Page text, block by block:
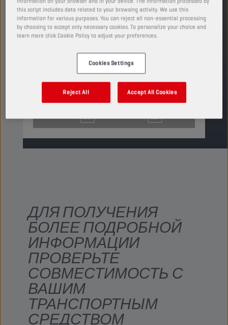
проскальзывание сцепления,
обеспечивая плавное движение.
ПРОДУКТ: 2130
НАЙТИ ТОЧКУ ПРОДАЖ
ДЛЯ ПОЛУЧЕНИЯ
БОЛЕЕ ПОДРОБНОЙ
ИНФОРМАЦИИ
ПРОВЕРЬТЕ
СОВМЕСТИМОСТЬ С
ВАШИМ
ТРАНСПОРТНЫМ
СРЕДСТВОМ
this script includes data related to your browsing activity. We use this
information for various purposes. You can reject all non-essential processing
by choosing to accept only necessary cookies. To personalize your choice and
learn more click Cookie Policy to adjust your preferences.
Cookies Settings
Reject All Accept All Cookies